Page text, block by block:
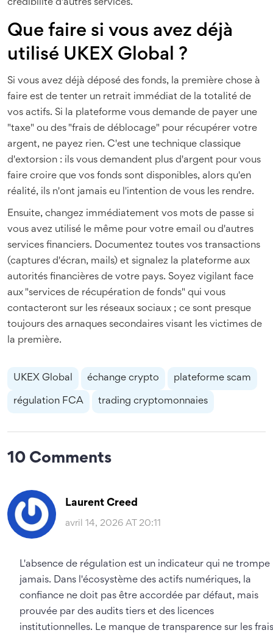
crédibilité d'autres services.
Que faire si vous avez déjà
utilisé UKEX Global ?
Si vous avez déjà déposé des fonds, la première chose à
faire est de tenter un retrait immédiat de la totalité de
vos actifs. Si la plateforme vous demande de payer une
"taxe" ou des "frais de déblocage" pour récupérer votre
argent, ne payez rien. C'est une technique classique
d'extorsion : ils vous demandent plus d'argent pour vous
faire croire que vos fonds sont disponibles, alors qu'en
réalité, ils n'ont jamais eu l'intention de vous les rendre.
Ensuite, changez immédiatement vos mots de passe si
vous avez utilisé le même pour votre email ou d'autres
services financiers. Documentez toutes vos transactions
(captures d'écran, mails) et signalez la plateforme aux
autorités financières de votre pays. Soyez vigilant face
aux "services de récupération de fonds" qui vous
contacteront sur les réseaux sociaux ; ce sont presque
toujours des arnaques secondaires visant les victimes de
la première.
UKEX Global échange crypto plateforme scam
régulation FCA trading cryptomonnaies
10 Comments
Laurent Creed
avril 14, 2026 AT 20:11
L'absence de régulation est un indicateur qui ne trompe
jamais. Dans l'écosystème des actifs numériques, la
confiance ne doit pas être accordée par défaut, mais
prouvée par des audits tiers et des licences
institutionnelles. Le manque de transparence sur les frais